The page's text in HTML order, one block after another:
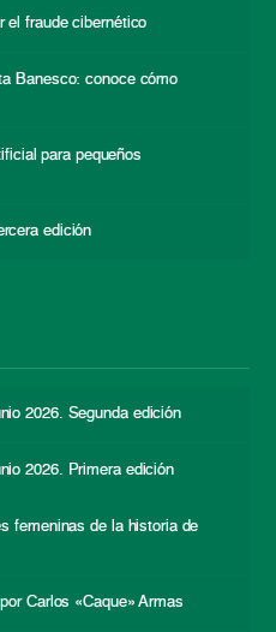
el fraude cibernético
Banesco: conoce cómo
para pequeños
edición
2026. Segunda edición
2026. Primera edición
femeninas de la historia de
Carlos «Caque» Armas